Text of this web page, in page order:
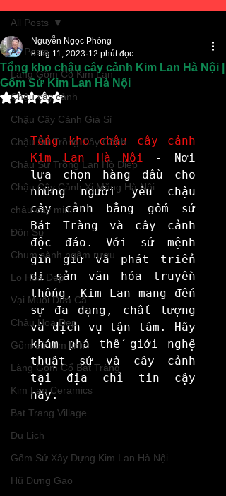
All Posts
Làng Gốm Cổ Kim Lan
Chậu cây cảnh
Chậu Cây Cảnh Giá Sỉ
Chậu Sứ Trồng Cây Cảnh
Chậu Sứ Trồng Lan Hồ Điệp
Chậu Cây Cảnh Xi Măng Hà Nội
chậu cây mini
Đôn Sứ
Chum sành ngâm rượu
Lọ Hoa Đẹp
Vại Muối Dưa Cà
Chậu Hoa Đẹp
Gốm sứ tâm linh
Làng Gốm Cổ Bát Tràng
Kim Lan Ceramics
Bat Trang Village
Du Lịch
Gốm Sứ Xây Dựng Kim Lan Hà Nội
Hũ Đựng Gạo
All Posts
Tổng kho chậu cây cảnh Kim Lan Hà Nội |
Gốm Sứ Kim Lan Hà Nội
Nguyễn Ngọc Phóng
8 thg 11, 2023 12 phút đọc
Đã xếp hạng NaN/5 sao.
Tổng kho chậu cây cảnh
Kim Lan Hà Nội - Nơi
lựa chọn hàng đầu cho
những người yêu chậu
cây cảnh bằng gốm sứ
Bát Tràng và cây cảnh
độc đáo. Với sứ mệnh
gìn giữ và phát triển
di sản văn hóa truyền
thống, Kim Lan mang đến
sự đa dạng, chất lượng
và dịch vụ tận tâm. Hãy
khám phá thế giới nghệ
thuật sứ và cây cảnh
tại địa chỉ tin cậy
này.